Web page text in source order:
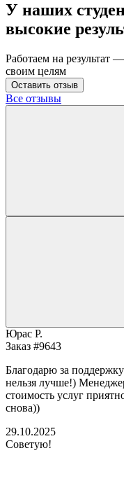
У наших
высокие
Работаем на результат
своим целям
Оставить отзыв
Все отзывы
Юрас Р.
Заказ #9643
Благодарю за
нельзя лучше!)
стоимость услуг
снова))
29.10.2025
Советую!